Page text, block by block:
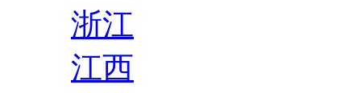
浙江
江西